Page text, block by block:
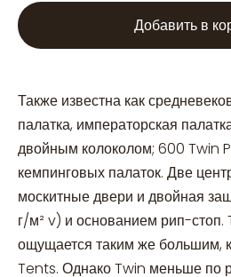
Добавить в
Также известна как
палатка, императорская
двойным колоколом; 600 Twin
кемпинговых палаток. Две
москитные двери и двойная
г/м² v) и основанием рип-стоп.
ощущается таким же большим,
Tents. Однако Twin меньше по